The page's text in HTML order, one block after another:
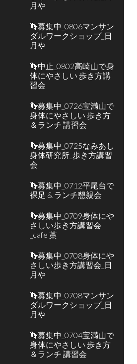
月や
👣募集中_0806マンサン
ダルワークショップ_日
月や
👣中止_0802高崎山で身
体にやさしい 歩き方講
習会
👣募集中_0726宝満山で
身体にやさしい 歩き方
＆ランチ 講習会
👣募集中_0725なみあし
身体研究所_歩き方講習
会
👣募集中_0712平尾台で
裸足 & ランチ懇親会
👣募集中_0709身体にや
さしい歩き方講習会
_cafe 藁
👣募集中_0708身体にや
さしい歩き方講習会_日
月や
👣募集中_0708マンサン
ダルワークショップ_日
月や
👣募集中_0704宝満山で
身体にやさしい 歩き方
＆ランチ 講習会